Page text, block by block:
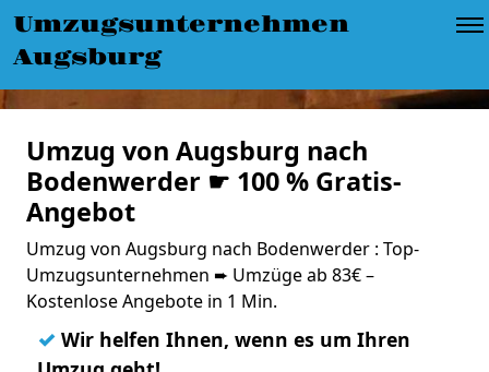
Umzugsunternehmen
Augsburg
Umzug von Augsburg nach
Bodenwerder ☛ 100 % Gratis-
Angebot
Umzug von Augsburg nach Bodenwerder : Top-
Umzugsunternehmen ➨ Umzüge ab 83€ –
Kostenlose Angebote in 1 Min.
✓ Wir helfen Ihnen, wenn es um Ihren